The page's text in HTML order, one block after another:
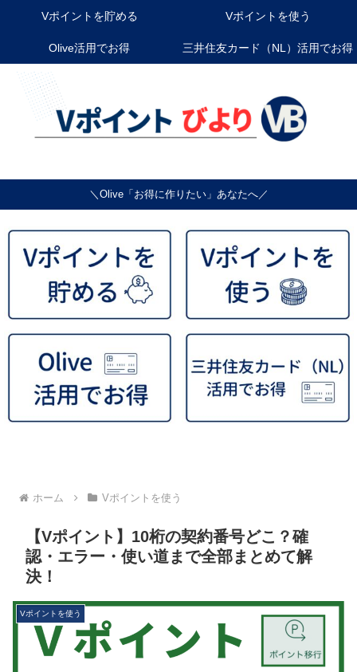
Vポイントを貯める Vポイントを使う
Olive活用でお得 三井住友カード（NL）活用でお得
＼Olive「お得に作りたい」あなたへ／
ホーム Vポイントを使う
【Vポイント】10桁の契約番号どこ？確
認・エラー・使い道まで全部まとめて解
決！
Vポイントを使う